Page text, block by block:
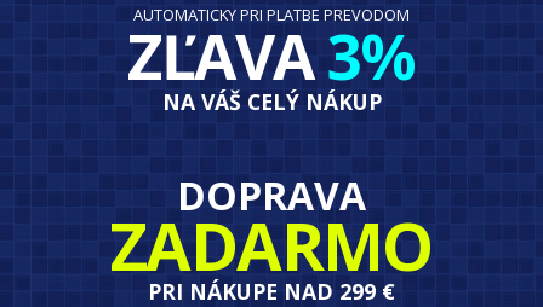
AUTOMATICKY PRI PLATBE PREVODOM
ZĽAVA3%
NA VÁŠ CELÝ NÁKUP
DOPRAVA
ZADARMO
PRI NÁKUPE NAD 299 €